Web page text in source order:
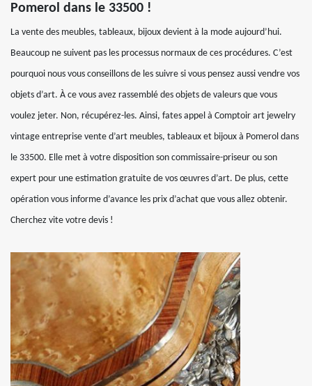
Pomerol dans le 33500 !
La vente des meubles, tableaux, bijoux devient à la mode aujourd’hui.
Beaucoup ne suivent pas les processus normaux de ces procédures. C’est
pourquoi nous vous conseillons de les suivre si vous pensez aussi vendre vos
objets d’art. À ce vous avez rassemblé des objets de valeurs que vous
voulez jeter. Non, récupérez-les. Ainsi, fates appel à Comptoir art jewelry
vintage entreprise vente d’art meubles, tableaux et bijoux à Pomerol dans
le 33500. Elle met à votre disposition son commissaire-priseur ou son
expert pour une estimation gratuite de vos œuvres d’art. De plus, cette
opération vous informe d’avance les prix d’achat que vous allez obtenir.
Cherchez vite votre devis !